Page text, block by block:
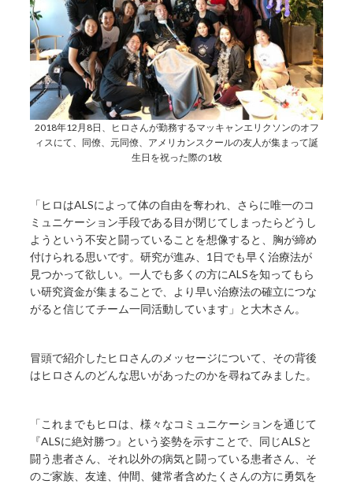
2018年12月8日、ヒロさんが勤務するマッキャンエリクソンのオフ
ィスにて、同僚、元同僚、アメリカンスクールの友人が集まって誕
生日を祝った際の1枚
「ヒロはALSによって体の自由を奪われ、さらに唯一のコ
ミュニケーション手段である目が閉じてしまったらどうし
ようという不安と闘っていることを想像すると、胸が締め
付けられる思いです。研究が進み、1日でも早く治療法が
見つかって欲しい。一人でも多くの方にALSを知ってもら
い研究資金が集まることで、より早い治療法の確立につな
がると信じてチーム一同活動しています」と大木さん。
冒頭で紹介したヒロさんのメッセージについて、その背後
はヒロさんのどんな思いがあったのかを尋ねてみました。
「これまでもヒロは、様々なコミュニケーションを通じて
『ALSに絶対勝つ』という姿勢を示すことで、同じALSと
闘う患者さん、それ以外の病気と闘っている患者さん、そ
のご家族、友達、仲間、健常者含めたくさんの方に勇気を